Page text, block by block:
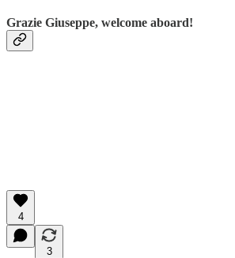
Grazie Giuseppe, welcome aboard!
4
3